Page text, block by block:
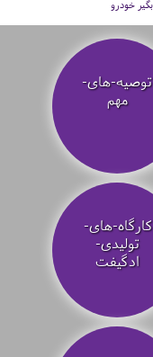
خودرو
توصیه‌-های-
مهم
کارگاه-های-
تولیدی-
ادگیفت